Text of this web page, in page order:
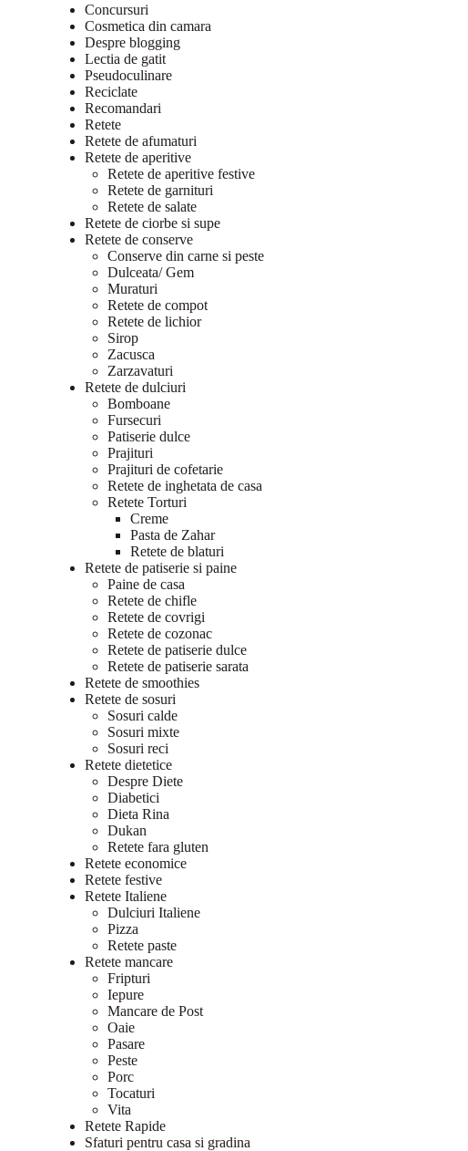
Concursuri
Cosmetica din camara
Despre blogging
Lectia de gatit
Pseudoculinare
Reciclate
Recomandari
Retete
Retete de afumaturi
Retete de aperitive
Retete de aperitive festive
Retete de garnituri
Retete de salate
Retete de ciorbe si supe
Retete de conserve
Conserve din carne si peste
Dulceata/ Gem
Muraturi
Retete de compot
Retete de lichior
Sirop
Zacusca
Zarzavaturi
Retete de dulciuri
Bomboane
Fursecuri
Patiserie dulce
Prajituri
Prajituri de cofetarie
Retete de inghetata de casa
Retete Torturi
Creme
Pasta de Zahar
Retete de blaturi
Retete de patiserie si paine
Paine de casa
Retete de chifle
Retete de covrigi
Retete de cozonac
Retete de patiserie dulce
Retete de patiserie sarata
Retete de smoothies
Retete de sosuri
Sosuri calde
Sosuri mixte
Sosuri reci
Retete dietetice
Despre Diete
Diabetici
Dieta Rina
Dukan
Retete fara gluten
Retete economice
Retete festive
Retete Italiene
Dulciuri Italiene
Pizza
Retete paste
Retete mancare
Fripturi
Iepure
Mancare de Post
Oaie
Pasare
Peste
Porc
Tocaturi
Vita
Retete Rapide
Sfaturi pentru casa si gradina